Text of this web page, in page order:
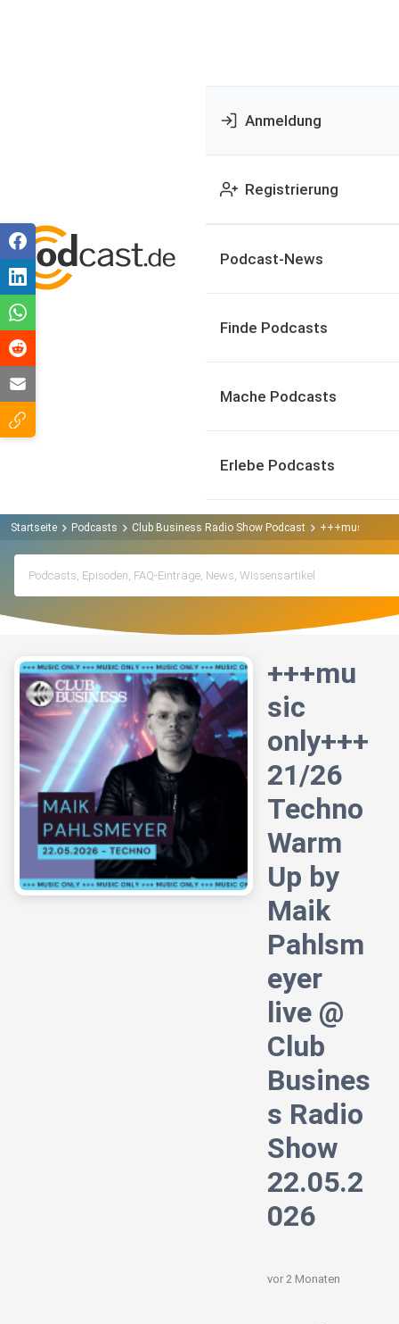
Anmeldung
Registrierung
Podcast-News
Finde Podcasts
Mache Podcasts
Erlebe Podcasts
Startseite Podcasts Club Business Radio Show Podcast +++music
+++mu
sic
only+++
21/26
Techno
Warm
Up by
Maik
Pahlsm
eyer
live @
Club
Busines
s Radio
Show
22.05.2
026
vor 2 Monaten